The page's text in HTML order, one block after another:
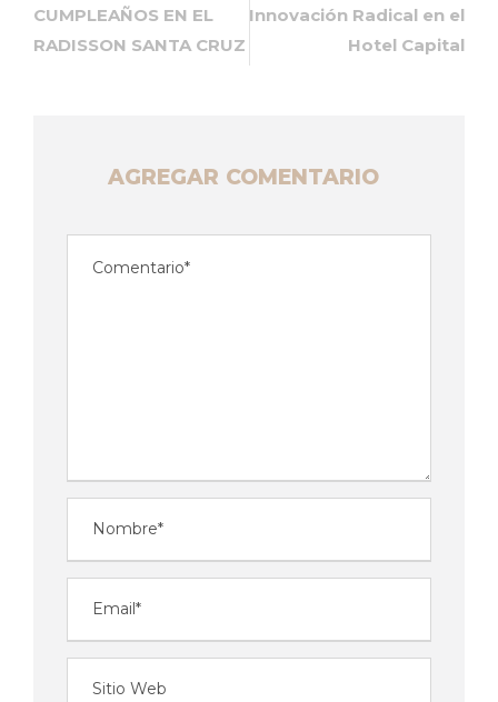
CUMPLEAÑOS EN EL
RADISSON SANTA CRUZ
Innovación Radical en el
Hotel Capital
AGREGAR COMENTARIO